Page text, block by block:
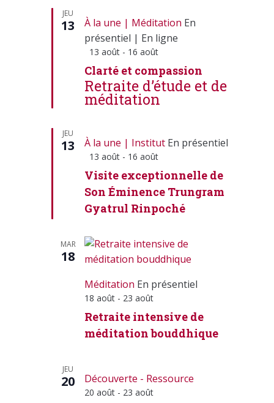
JEU
13 À la une Méditation En
présentiel | En ligne
Mis
avant
13 août - 16 août
Clarté et compassion
Retraite d’étude et de
méditation
JEU
13 À la une Institut En présentiel
Mis
avant
13 août - 16 août
Visite exceptionnelle de
Son Éminence Trungram
Gyatrul Rinpoché
MAR
18
Méditation En présentiel
18 août - 23 août
Retraite intensive de
méditation bouddhique
JEU
20 Découverte - Ressource
20 août - 23 août